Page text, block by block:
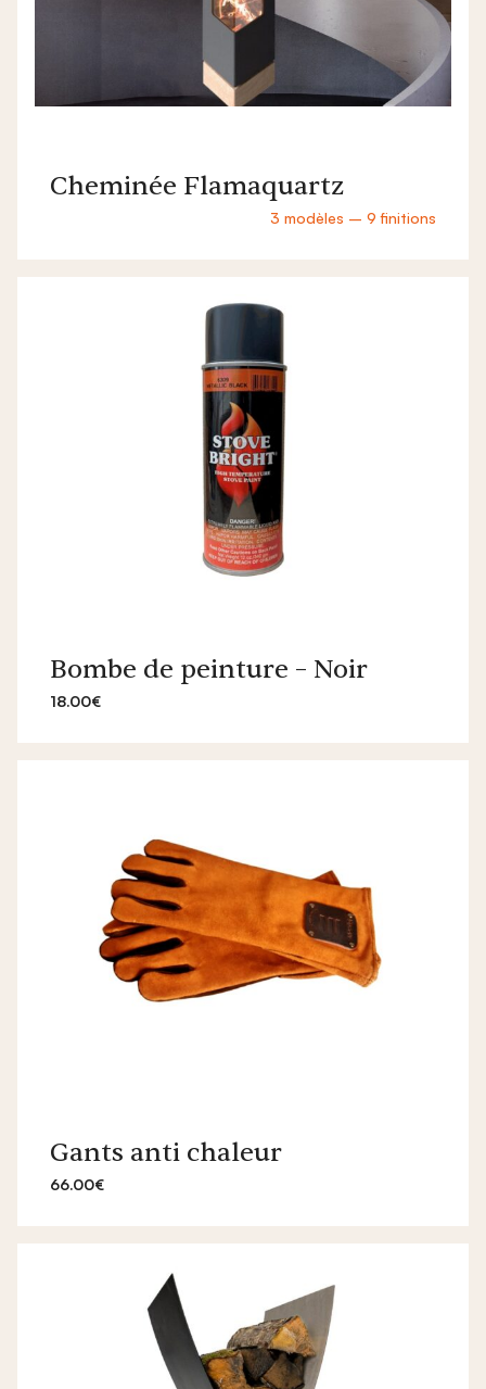
Cheminée Flamaquartz
3 modèles – 9 finitions
Bombe de peinture – Noir
18.00€
Gants anti chaleur
66.00€